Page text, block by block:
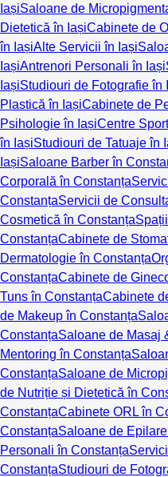
IașiSaloane de
Dietetică în IașiCabinete de
în IașiAlte Servicii în Iași
IașiAntrenori Personali în Iași
IașiStudiouri de Fotografie în
Plastică în IașiCabinete de
Psihologie în IașiCentre
în IașiStudiouri de Tatuaje în
IașiSaloane Barber în
Corporală în Constanța
ConstanțaServicii de
Cosmetică în Constanța
ConstanțaCabinete de
Dermatologie în Constanța
ConstanțaCabinete de
Tuns în ConstanțaCabinete
de Makeup în Constanța
ConstanțaSaloane de Masaj
Mentoring în Constanța
ConstanțaSaloane de
de Nutriție și Dietetică în
ConstanțaCabinete ORL în
ConstanțaSaloane de
Personali în Constanța
ConstanțaStudiouri de